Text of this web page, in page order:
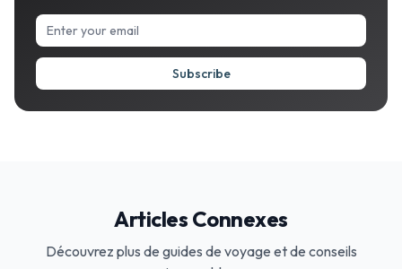
Subscribe
Articles Connexes
Découvrez plus de guides de voyage et de conseils